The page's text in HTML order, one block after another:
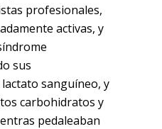
profesionales,
activas, y
sus
sanguíneo, y
carbohidratos y
pedaleaban